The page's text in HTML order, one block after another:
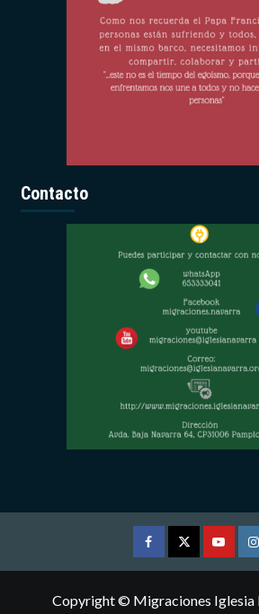
Contacto
FacebookTwitter
Copyright © Migraciones Iglesia